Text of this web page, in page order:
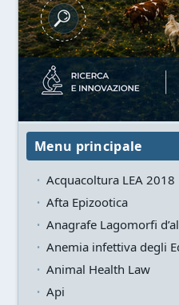
Menu principale
Acquacoltura LEA 2018
Afta Epizootica
Anagrafe Lagomorfi
Anemia infettiva degli
Animal Health Law
Api